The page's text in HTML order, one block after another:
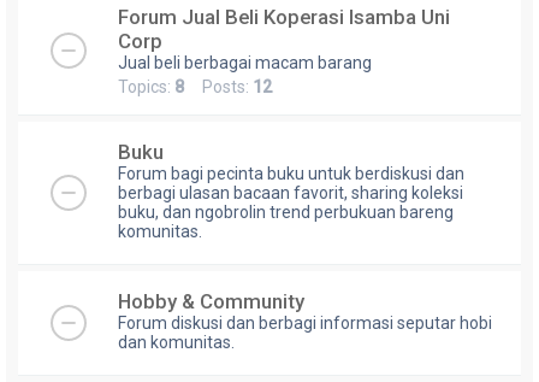
Forum Jual Beli Koperasi Isamba Uni
Corp
Jual beli berbagai macam barang
Topics: 8 Posts: 12
Buku
Forum bagi pecinta buku untuk berdiskusi dan
berbagi ulasan bacaan favorit, sharing koleksi
buku, dan ngobrolin trend perbukuan bareng
komunitas.
Hobby & Community
Forum diskusi dan berbagi informasi seputar hobi
dan komunitas.